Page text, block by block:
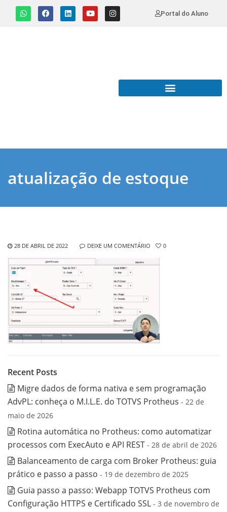
Portal do Aluno
atualização de estoque
28 DE ABRIL DE 2022 DEIXE UM COMENTÁRIO 0
Recent Posts
Migre dados de forma nativa e sem programação
AdvPL: conheça o M.I.L.E. do TOTVS Protheus - 22 de
maio de 2026
Rotina automática no Protheus: como automatizar
processos com ExecAuto e API REST - 28 de abril de 2026
Balanceamento de carga com Broker Protheus: guia
prático e passo a passo - 19 de dezembro de 2025
Guia passo a passo: Webapp TOTVS Protheus com
Configuração HTTPS e Certificado SSL - 3 de novembro de